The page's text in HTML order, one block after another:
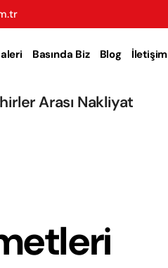
Basında Biz Blog İletişim
Arası Nakliyat